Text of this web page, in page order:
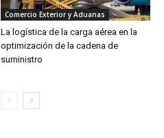
Comercio Exterior y Aduanas
La logística de la carga aérea en la
optimización de la cadena de
suministro